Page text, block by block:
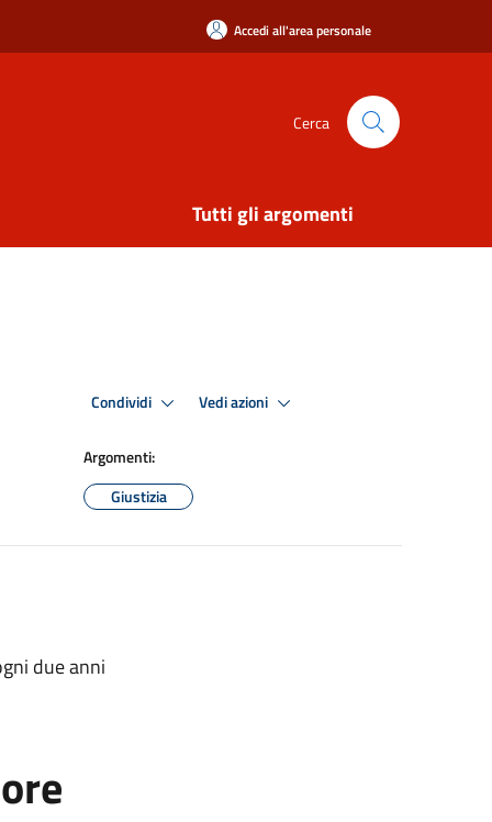
Accedi all'area personale
Cerca
Tutti gli argomenti
Condividi Vedi azioni
Argomenti:
Giustizia
due anni